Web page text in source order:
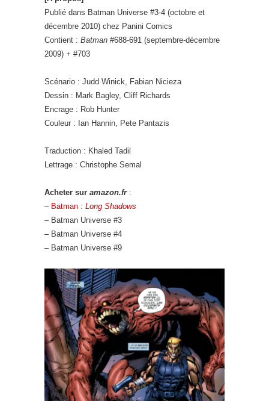
Publié dans Batman Universe #3-4 (octobre et
décembre 2010) chez Panini Comics
Contient : Batman #688-691 (septembre-décembre
2009) + #703
Scénario : Judd Winick, Fabian Nicieza
Dessin : Mark Bagley, Cliff Richards
Encrage : Rob Hunter
Couleur : Ian Hannin, Pete Pantazis
Traduction : Khaled Tadil
Lettrage : Christophe Semal
Acheter sur amazon.fr:
– Batman : Long Shadows
– Batman Universe #3
– Batman Universe #4
– Batman Universe #9